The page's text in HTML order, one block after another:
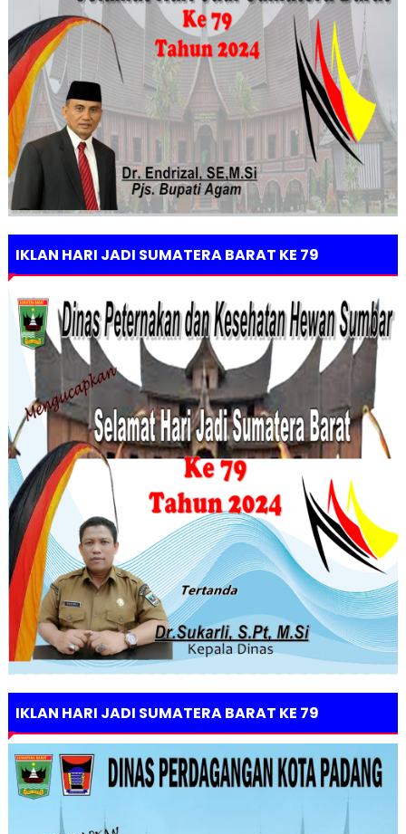
IKLAN HARI JADI SUMATERA BARAT KE 79
IKLAN HARI JADI SUMATERA BARAT KE 79